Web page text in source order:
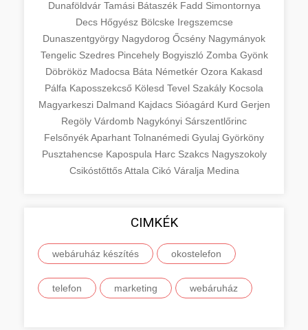
Dunaföldvár Tamási Bátaszék Fadd Simontornya
Decs Hőgyész Bölcske Iregszemcse
Dunaszentgyörgy Nagydorog Őcsény Nagymányok
Tengelic Szedres Pincehely Bogyiszló Zomba Gyönk
Döbrököz Madocsa Báta Németkér Ozora Kakasd
Pálfa Kaposszekcső Kölesd Tevel Szakály Kocsola
Magyarkeszi Dalmand Kajdacs Sióagárd Kurd Gerjen
Regöly Várdomb Nagykónyi Sárszentlőrinc
FelsőnyékAparhant Tolnanémedi Gyulaj Györköny
Pusztahencse Kapospula Harc Szakcs Nagyszokoly
CsikóstőttősAttala Cikó Váralja Medina
CIMKÉK
webáruház készítés okostelefon
telefon marketing webáruház